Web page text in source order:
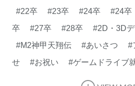
#22卒 #23卒 #24卒 #24卒
卒
#27卒 #28卒 #2D・3D
#M2神甲天翔伝
#あいさつ #
せ
#お祝い #ゲームドライブ
#ゲーム開発